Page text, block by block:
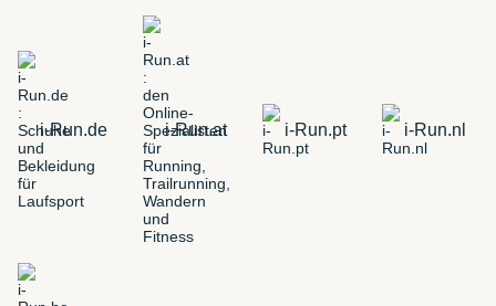
i-Run.de i-Run.at i-Run.pt i-Run.nl